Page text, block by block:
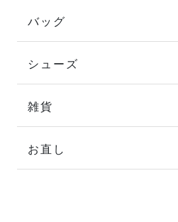
バッグ
シューズ
雑貨
お直し